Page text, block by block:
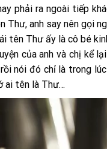
phải ra ngoài tiếp
Thư, anh say nên gọi
tên Thư ấy là cô bé
của anh và chị kể
nói đó chỉ là trong
ai tên là Thư…